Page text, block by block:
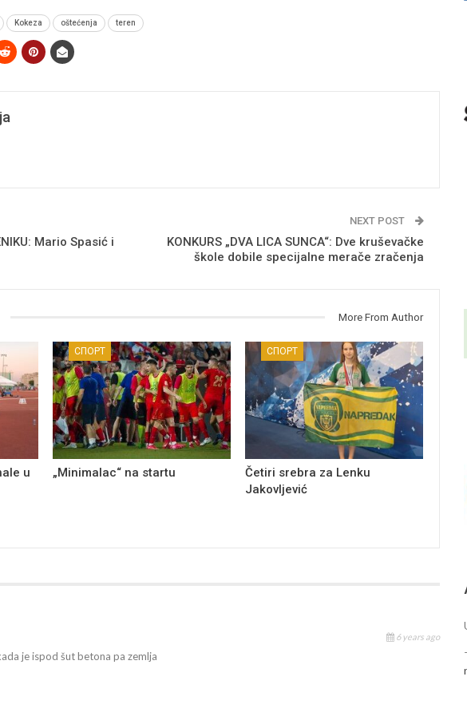
Kokeza oštećenja teren
Mario Spasić i
NEXT POST
KONKURS „DVA LICA SUNCA“: Dve kruševačke
škole dobile specijalne merače zračenja
More From Author
u
СПОРТ
„Minimalac“ na startu
СПОРТ
Četiri srebra za Lenku
Jakovljević
6 years ago
je ispod šut betona pa zemlja